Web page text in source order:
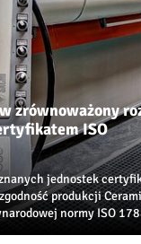
zrównoważony
ISO
jednostek
produkcji
normy ISO